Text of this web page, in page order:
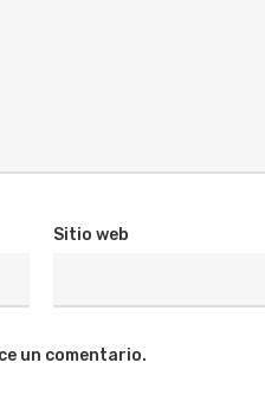
Sitio web
un comentario.